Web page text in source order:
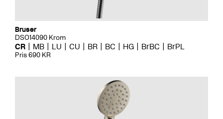
Bruser
DSO14090 Krom
CR MB LU CU BR BC HG BrBC BrPL
Pris 690 KR